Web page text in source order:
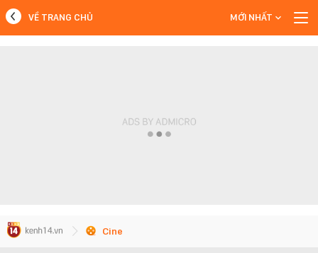
VỀ TRANG CHỦ MỚI NHẤT
Cine